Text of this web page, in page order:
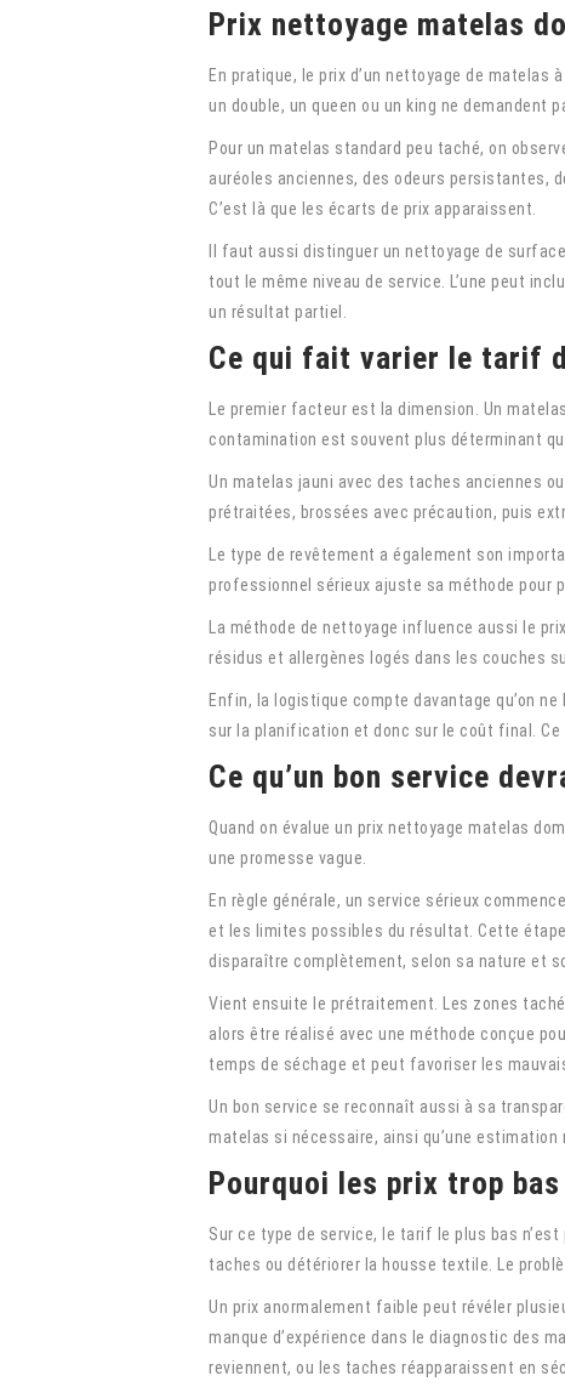
Prix nettoyage matelas
En pratique, le prix d’un nettoyage de
un double, un queen ou un king ne demandent
Pour un matelas standard peu taché, on
auréoles anciennes, des odeurs persistantes,
C’est là que les écarts de prix apparaissent.
Il faut aussi distinguer un nettoyage de
tout le même niveau de service. L’une peut
un résultat partiel.
Ce qui fait varier le tarif
Le premier facteur est la dimension. Un
contamination est souvent plus déterminant
Un matelas jauni avec des taches anciennes
prétraitées, brossées avec précaution, puis
Le type de revêtement a également son
professionnel sérieux ajuste sa méthode pour
La méthode de nettoyage influence aussi le
résidus et allergènes logés dans les couches
Enfin, la logistique compte davantage qu’on
sur la planification et donc sur le coût final.
Ce qu’un bon service
Quand on évalue un prix nettoyage matelas
une promesse vague.
En règle générale, un service sérieux
et les limites possibles du résultat. Cette
disparaître complètement, selon sa nature et
Vient ensuite le prétraitement. Les zones
alors être réalisé avec une méthode conçue
temps de séchage et peut favoriser les
Un bon service se reconnaît aussi à sa
matelas si nécessaire, ainsi qu’une
Pourquoi les prix trop
Sur ce type de service, le tarif le plus bas
taches ou détériorer la housse textile. Le
Un prix anormalement faible peut révéler
manque d’expérience dans le diagnostic des
reviennent, ou les taches réapparaissent en